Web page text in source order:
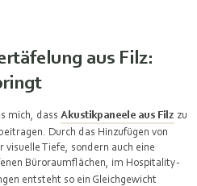
aus Filz:
mich, dass Akustikpaneele aus Filz zu
Durch das Hinzufügen von
Tiefe, sondern auch eine
Büroraumflächen, im Hospitality-
entsteht so ein Gleichgewicht